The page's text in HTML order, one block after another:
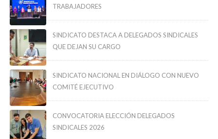
TRABAJADORES
SINDICATO DESTACA A DELEGADOS SINDICALES
QUE DEJAN SU CARGO
SINDICATO NACIONAL EN DIÁLOGO CON NUEVO
COMITÉ EJECUTIVO
CONVOCATORIA ELECCIÓN DELEGADOS
SINDICALES 2026